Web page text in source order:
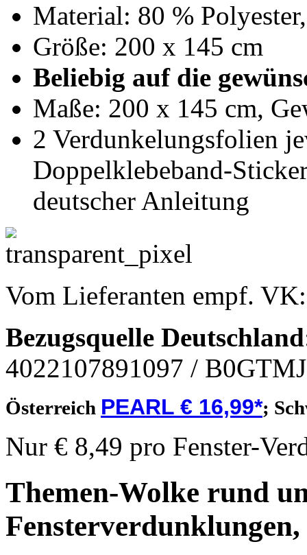
Material: 80 %
Größe: 200 x 145 cm
Beliebig auf die
Maße: 200 x 145 cm,
2 Verdunkelungsfolien
Doppelklebeband-
deutscher Anleitung
Vom Lieferanten empf.
Bezugsquelle Deutschland
4022107891097 /
Österreich PEARL € 16,99*;
Nur € 8,49 pro Fenster-
Themen-Wolke rund